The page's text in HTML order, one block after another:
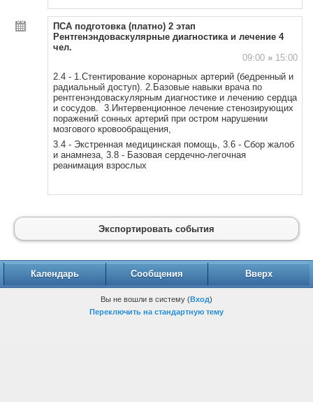
ПСА подготовка (платно) 2 этап
Рентгенэндоваскулярные диагностика и лечение 4
чел.
09:00 »15:00
2.4 - 1.Стентирование коронарных артерий (бедренный и
радиальный доступ). 2.Базовые навыки врача по
рентгенэндоваскулярным диагностике и лечению сердца
и сосудов. 3.Интервенционное лечение стенозирующих
поражений сонных артерий при остром нарушении
мозгового кровообращения,
3.4 - Экстренная медицинская помощь, 3.6 - Сбор жалоб
и анамнеза, 3.8 - Базовая сердечно-легочная
реанимация взрослых
Экспортировать события
Календарь Сообщения Вверх
Вы не вошли в систему (Вход)
Переключить на стандартную тему